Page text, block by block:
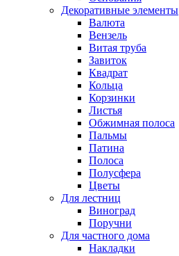
Декоративные элементы
Валюта
Вензель
Витая труба
Завиток
Квадрат
Кольца
Корзинки
Листья
Обжимная полоса
Пальмы
Патина
Полоса
Полусфера
Цветы
Для лестниц
Виноград
Поручни
Для частного дома
Накладки